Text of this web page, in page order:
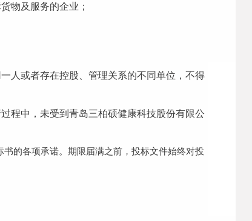
物及服务的企业；
人或者存在控股、管理关系的不同单位，不得
程中，未受到青岛三柏硕健康科技股份有限公
的各项承诺。期限届满之前，投标文件始终对投